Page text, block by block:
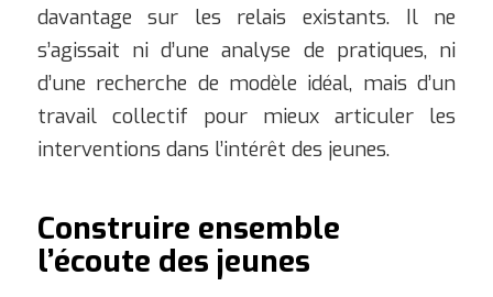
davantage sur les relais existants. Il ne
s’agissait ni d’une analyse de pratiques, ni
d’une recherche de modèle idéal, mais d’un
travail collectif pour mieux articuler les
interventions dans l’intérêt des jeunes.
Construire ensemble
l’écoute des jeunes